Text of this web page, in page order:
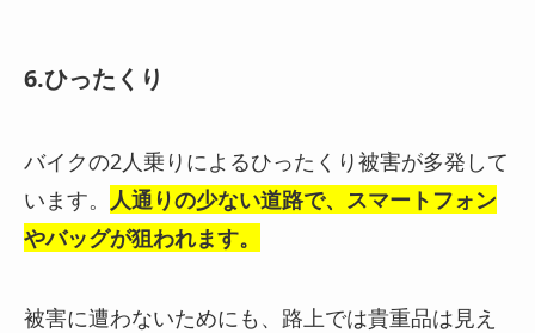
6.ひったくり
バイクの2人乗りによるひったくり被害が多発して
います。
人通りの少ない道路で、スマートフォン
やバッグが狙われます。
被害に遭わないためにも、路上では貴重品は見え